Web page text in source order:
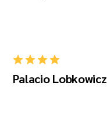
Palacio Lobkowicz